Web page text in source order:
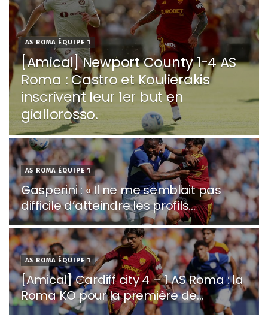
AS ROMA ÉQUIPE 1
[Amical] Newport County 1-4 AS
Roma : Castro et Koulierakis
inscrivent leur 1er but en
giallorosso.
AS ROMA ÉQUIPE 1
Gasperini : « Il ne me semblait pas
difficile d’atteindre les profils
demandés. L’équipe sera compétitive
»
AS ROMA ÉQUIPE 1
[Amical] Cardiff city 4 – 1 AS Roma : la
Roma KO pour la première de
Castro… Dybala marque après avoir